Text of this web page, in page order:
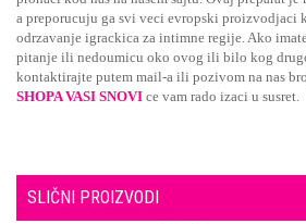
a preporucuju ga svi veci evropski proizvodjaci
odrzavanje igrackica za intimne regije. Ako
pitanje ili nedoumicu oko ovog ili bilo kog
kontaktirajte putem mail-a ili pozivom na nas
SHOPA VASI SNOVI ce vam rado izaci u susret.
SLIČNI PROIZVODI